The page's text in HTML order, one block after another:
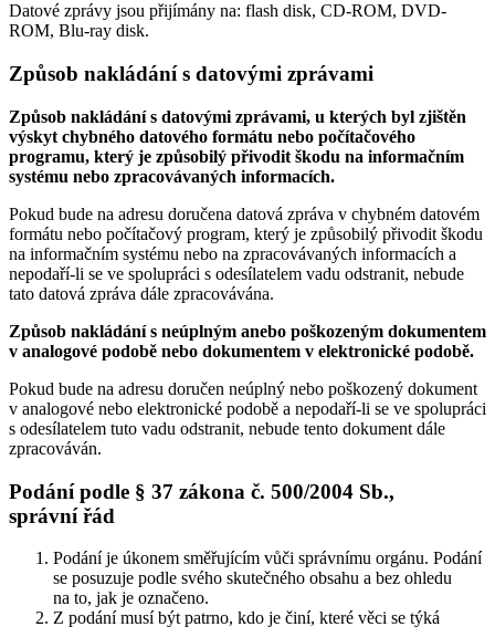
Datové zprávy jsou přijímány na: flash disk, CD-ROM, DVD-
ROM, Blu-ray disk.
Způsob nakládání s datovými zprávami
Způsob nakládání s datovými zprávami, u kterých byl zjištěn
výskyt chybného datového formátu nebo počítačového
programu, který je způsobilý přivodit škodu na informačním
systému nebo zpracovávaných informacích.
Pokud bude na adresu doručena datová zpráva v chybném datovém
formátu nebo počítačový program, který je způsobilý přivodit škodu
na informačním systému nebo na zpracovávaných informacích a
nepodaří-li se ve spolupráci s odesílatelem vadu odstranit, nebude
tato datová zpráva dále zpracovávána.
Způsob nakládání s neúplným anebo poškozeným dokumentem
v analogové podobě nebo dokumentem v elektronické podobě.
Pokud bude na adresu doručen neúplný nebo poškozený dokument
v analogové nebo elektronické podobě a nepodaří-li se ve spolupráci
s odesílatelem tuto vadu odstranit, nebude tento dokument dále
zpracováván.
Podání podle § 37 zákona č. 500/2004 Sb.,
správní řád
Podání je úkonem směřujícím vůči správnímu orgánu. Podání
se posuzuje podle svého skutečného obsahu a bez ohledu
na to, jak je označeno.
Z podání musí být patrno, kdo je činí, které věci se týká